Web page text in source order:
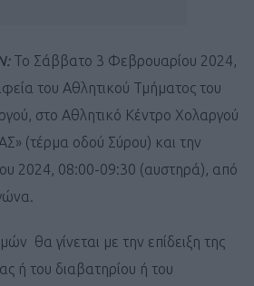
Το Σάββατο 3 Φεβρουαρίου 2024,
του Αθλητικού Τμήματος του
στο Αθλητικό Κέντρο Χολαργού
(τέρμα οδού Σύρου) και την
2024, 08:00-09:30 (αυστηρά), από
θα γίνεται με την επίδειξη της
ή του διαβατηρίου ή του